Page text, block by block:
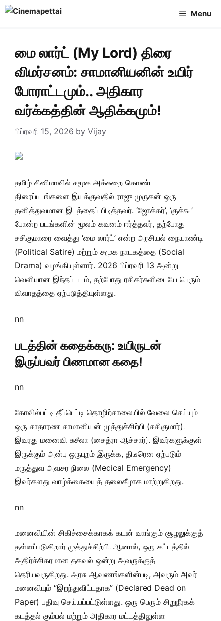
Skip
Menu
மை லார்ட் (My Lord) திரை
விமர்சனம்: சாமானியனின் உயிர்
போராட்டமும்.. அதிகார
வர்க்கத்தின் ஆதிக்கமும்!
பிப்ரவரி 15, 2026 by Vijay
தமிழ் சினிமாவில் சமூக அக்கறை கொண்ட
திரைப்படங்களை இயக்குவதில் ராஜு முருகன் ஒரு
தனித்துவமான இடத்தைப் பிடித்தவர். ‘ஜோக்கர்’, ‘குக்கூ’
போன்ற படங்களின் மூலம் கவனம் ஈர்த்தவர், தற்போது
சசிகுமாரை வைத்து ‘மை லார்ட்’ என்ற அரசியல் நையாண்டி
(Political Satire) மற்றும் சமூக நாடகத்தை (Social
Drama) வழங்கியுள்ளார். 2026 பிப்ரவரி 13 அன்று
வெளியான இந்தப் படம், தற்போது ரசிகர்களிடையே பெரும்
விவாதத்தை ஏற்படுத்தியுள்ளது.
nn
படத்தின் கதைக்கரு: உயிருடன்
இருப்பவர் பிணமான கதை!
nn
கோவில்பட்டி தீப்பெட்டி தொழிற்சாலையில் வேலை செய்யும்
ஒரு சாதாரண சாமானியன் முத்துச்சிற்பி (சசிகுமார்).
இவரது மனைவி சுசீலா (சைத்ரா ஆச்சார்). இவர்களுக்குள்
இருக்கும் அன்பு ஒருபுறம் இருக்க, திடீரென ஏற்படும்
மருத்துவ அவசர நிலை (Medical Emergency)
இவர்களது வாழ்க்கையைத் தலைகீழாக மாற்றுகிறது.
nn
மனைவியின் சிகிச்சைக்காகக் கடன் வாங்கும் சூழலுக்குத்
தள்ளப்படுகிறார் முத்துச்சிற்பி. ஆனால், ஒரு கட்டத்தில்
அதிர்ச்சிகரமான தகவல் ஒன்று அவருக்குத்
தெரியவருகிறது. அரசு ஆவணங்களின்படி, அவரும் அவர்
மனைவியும் “இறந்துவிட்டதாக” (Declared Dead on
Paper) பதிவு செய்யப்பட்டுள்ளது. ஒரு பெரும் சிறுநீரகக்
கடத்தல் கும்பல் மற்றும் அதிகார மட்டத்திலுள்ள